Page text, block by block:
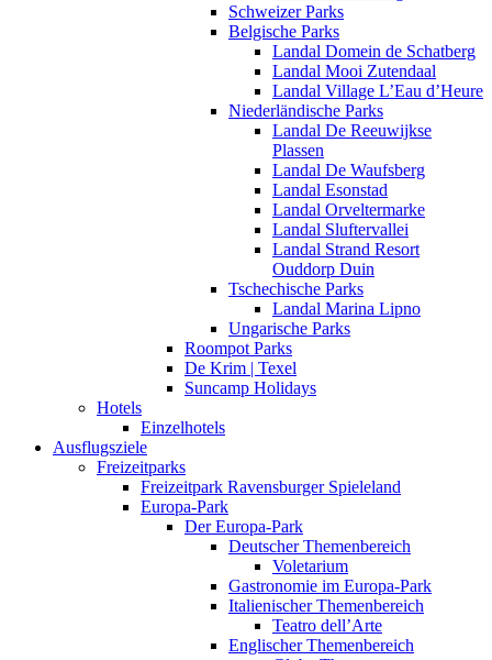
Schweizer Parks
Belgische Parks
Landal Domein de Schatberg
Landal Mooi Zutendaal
Landal Village L’Eau d’Heure
Niederländische Parks
Landal De Reeuwijkse
Plassen
Landal De Waufsberg
Landal Esonstad
Landal Orveltermarke
Landal Sluftervallei
Landal Strand Resort
Ouddorp Duin
Tschechische Parks
Landal Marina Lipno
Ungarische Parks
Roompot Parks
De Krim | Texel
Suncamp Holidays
Hotels
Einzelhotels
Ausflugsziele
Freizeitparks
Freizeitpark Ravensburger Spieleland
Europa-Park
Der Europa-Park
Deutscher Themenbereich
Voletarium
Gastronomie im Europa-Park
Italienischer Themenbereich
Teatro dell’Arte
Englischer Themenbereich